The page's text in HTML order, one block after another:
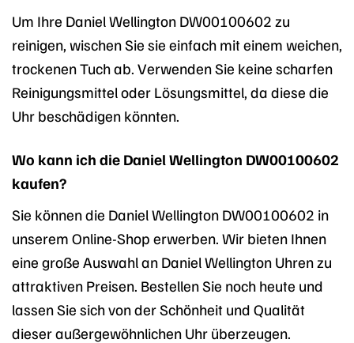
Um Ihre Daniel Wellington DW00100602 zu
reinigen, wischen Sie sie einfach mit einem weichen,
trockenen Tuch ab. Verwenden Sie keine scharfen
Reinigungsmittel oder Lösungsmittel, da diese die
Uhr beschädigen könnten.
Wo kann ich die Daniel Wellington DW00100602
kaufen?
Sie können die Daniel Wellington DW00100602 in
unserem Online-Shop erwerben. Wir bieten Ihnen
eine große Auswahl an Daniel Wellington Uhren zu
attraktiven Preisen. Bestellen Sie noch heute und
lassen Sie sich von der Schönheit und Qualität
dieser außergewöhnlichen Uhr überzeugen.